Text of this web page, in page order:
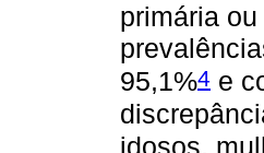
primária
95,1%4 e
idosos,